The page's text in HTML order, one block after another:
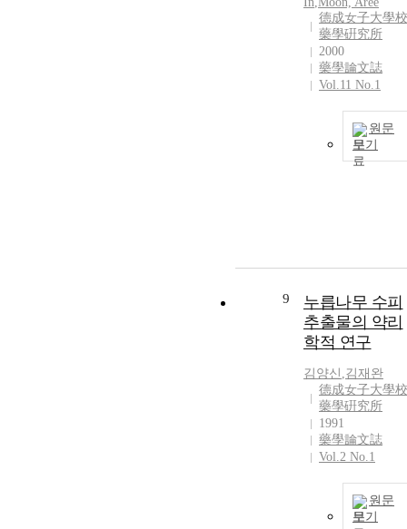
德成女子大學校
藥學硏究所
2000
藥學論文誌
Vol.11 No.1
원문
보기
9
누릅나무 수피
추출물의 약리
학적 연구
김양신 ,김재완
德成女子大學校
藥學硏究所
1991
藥學論文誌
Vol.2 No.1
원문
보기